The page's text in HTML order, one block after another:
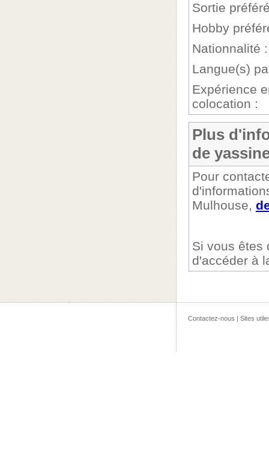
Sortie
Hobby
Nationnalité :
Langue(s)
Expérience
colocation :
Plus
de
Pour
Mulhouse,
Si vous êtes
d'accéder à
Contactez-nous | Sites